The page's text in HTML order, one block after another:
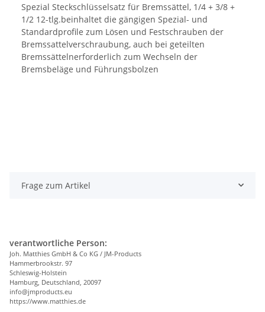
Spezial Steckschlüsselsatz für Bremssättel, 1/4 + 3/8 +
1/2 12-tlg.beinhaltet die gängigen Spezial- und
Standardprofile zum Lösen und Festschrauben der
Bremssattelverschraubung, auch bei geteilten
Bremssättelnerforderlich zum Wechseln der
Bremsbeläge und Führungsbolzen
Frage zum Artikel
verantwortliche Person:
Joh. Matthies GmbH & Co KG / JM-Products
Hammerbrookstr. 97
Schleswig-Holstein
Hamburg, Deutschland, 20097
info@jmproducts.eu
https://www.matthies.de